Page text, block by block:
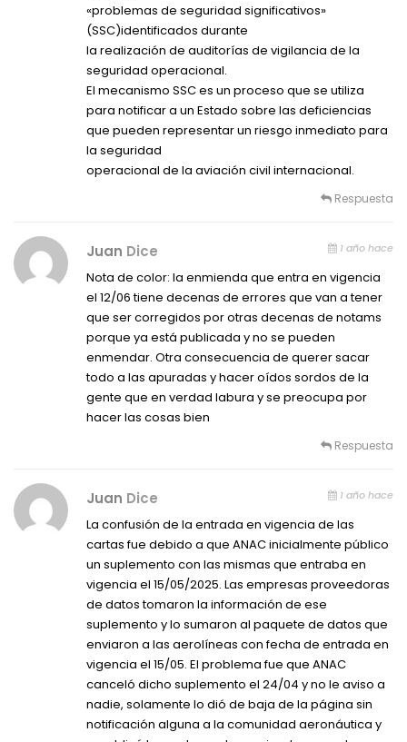
«problemas de seguridad significativos»
(SSC)identificados durante
la realización de auditorías de vigilancia de la
seguridad operacional.
El mecanismo SSC es un proceso que se utiliza
para notificar a un Estado sobre las deficiencias
que pueden representar un riesgo inmediato para
la seguridad
operacional de la aviación civil internacional.
Respuesta
Juan Dice 1 año hace
Nota de color: la enmienda que entra en vigencia
el 12/06 tiene decenas de errores que van a tener
que ser corregidos por otras decenas de notams
porque ya está publicada y no se pueden
enmendar. Otra consecuencia de querer sacar
todo a las apuradas y hacer oídos sordos de la
gente que en verdad labura y se preocupa por
hacer las cosas bien
Respuesta
Juan Dice 1 año hace
La confusión de la entrada en vigencia de las
cartas fue debido a que ANAC inicialmente público
un suplemento con las mismas que entraba en
vigencia el 15/05/2025. Las empresas proveedoras
de datos tomaron la información de ese
suplemento y lo sumaron al paquete de datos que
enviaron a las aerolíneas con fecha de entrada en
vigencia el 15/05. El problema fue que ANAC
canceló dicho suplemento el 24/04 y no le aviso a
nadie, solamente lo dió de baja de la página sin
notificación alguna a la comunidad aeronáutica y